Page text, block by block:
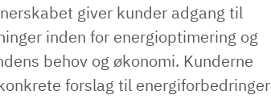
giver kunder adgang til
inden for energioptimering og
behov og økonomi. Kunderne
forslag til energiforbedringer